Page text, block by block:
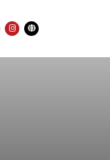
INSTAGRAM
Übersetzung